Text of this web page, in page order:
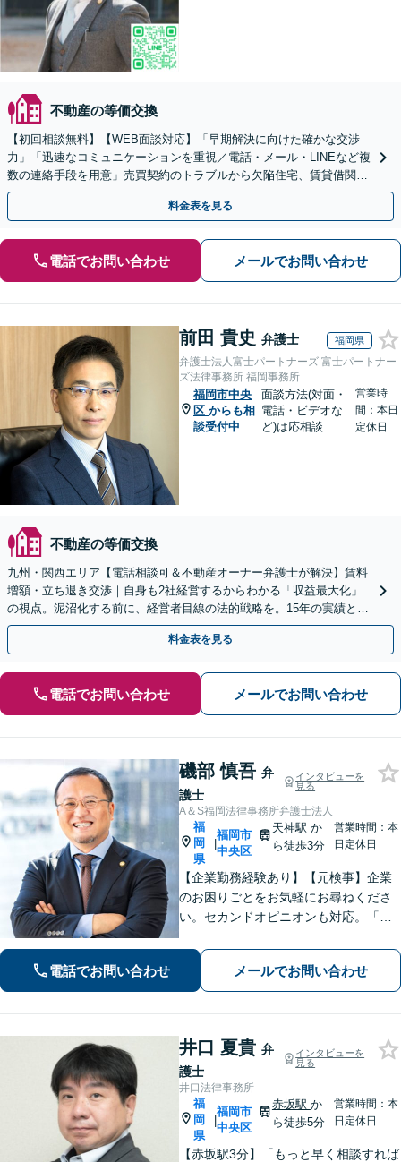
不動産の等価交換
【初回相談無料】【WEB面談対応】「早期解決に向けた確かな交渉
力」「迅速なコミュニケーションを重視／電話・メール・LINEなど複
数の連絡手段を用意」売買契約のトラブルから欠陥住宅、賃貸借関係
まで、さまざまな問題に対応【休日・夜間相談可】
料金表を見る
電話でお問い合わせ メールでお問い合わせ
前田 貴史 弁護士 福岡県
弁護士法人富士パートナーズ 富士パートナー
ズ法律事務所 福岡事務所
福岡市中央
区 からも相
談受付中
面談方法(対面・
電話・ビデオな
ど)は応相談
営業時
間：本日
定休日
不動産の等価交換
九州・関西エリア【電話相談可＆不動産オーナー弁護士が解決】賃料
増額・立ち退き交渉｜自身も2社経営するからわかる「収益最大化」
の視点。泥沼化する前に、経営者目線の法的戦略を。15年の実績と専
門チームで正当な権利を守ります【顧問先企業60社超】
料金表を見る
電話でお問い合わせ メールでお問い合わせ
磯部 慎吾 弁
護士
インタビューを
見る
A＆S福岡法律事務所弁護士法人
福
岡
県
|
福岡市
中央区
天神駅 か
ら徒歩3分
営業時間：本
日定休日
【企業勤務経験あり】【元検事】企業
のお困りごとをお気軽にお尋ねくださ
い。セカンドオピニオンも対応。「企
「社内調査」「刑事事件対応」も得意
とし、ビジネスと個人を全力で守りま
す。その他幅広いご相談に対応【天神
地下街直結】
電話でお問い合わせ メールでお問い合わせ
井口 夏貴 弁
護士
インタビューを
見る
井口法律事務所
福
岡
県
|
福岡市
中央区
赤坂駅 か
ら徒歩5分
営業時間：本
日定休日
【赤坂駅3分】「もっと早く相談すれば